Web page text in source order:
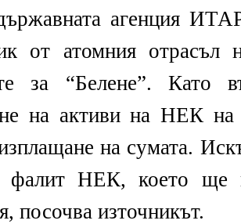
агенция
от атомния отрасъл
за “Белене”. Като
на активи на НЕК
на сумата.
фалит НЕК, което ще
посочва източникът.